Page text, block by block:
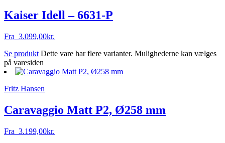
Kaiser Idell – 6631-P
Fra 3.099,00kr.
Se produkt Dette vare har flere varianter. Mulighederne kan vælges
på varesiden
Fritz Hansen
Caravaggio Matt P2, Ø258 mm
Fra 3.199,00kr.